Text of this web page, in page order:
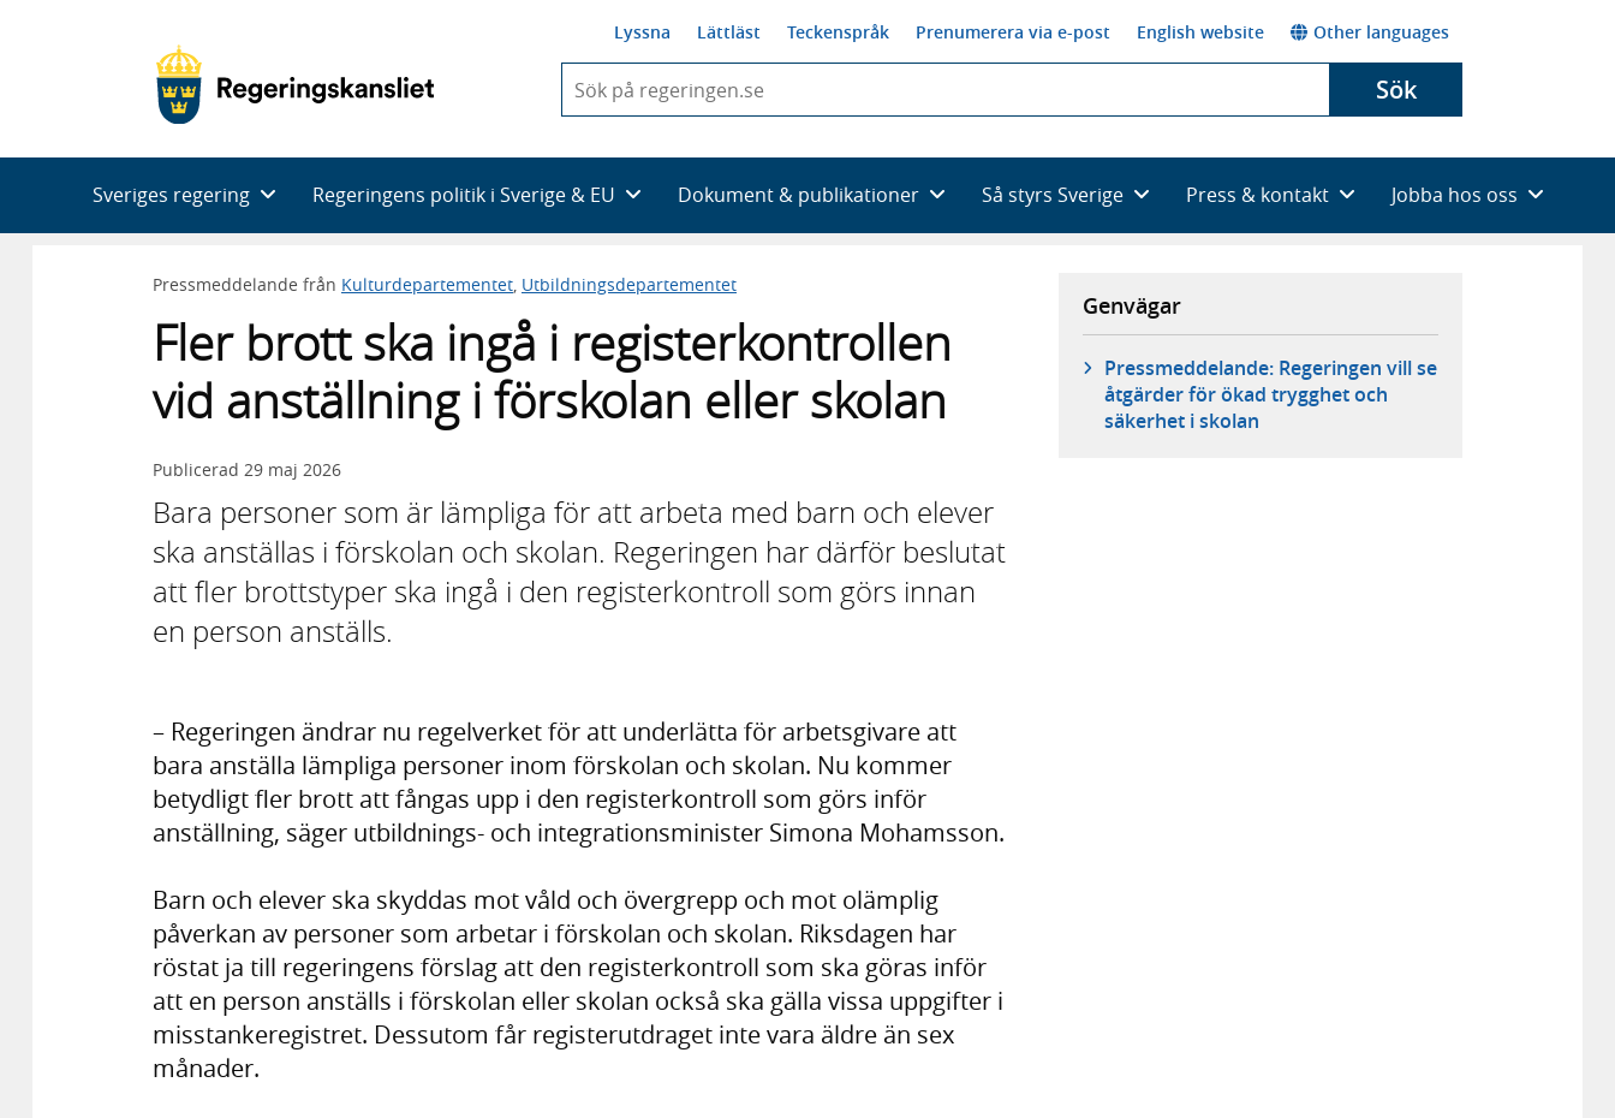
Lyssna Lättläst Teckenspråk Prenumerera via e-post English website Other languages
du
skriva
framträder
en
med
Sök
Sveriges regering Regeringens politik i Sverige & EU Dokument & publikationer Så styrs Sverige Press & kontakt Jobba hos oss
Pressmeddelande från Kulturdepartementet Utbildningsdepartementet
Fler brott ska ingå i registerkontrollen
vid anställning i förskolan eller skolan
Publicerad 29 maj 2026
Bara personer som är lämpliga för att arbeta med barn och elever
ska anställas i förskolan och skolan. Regeringen har därför beslutat
att fler brottstyper ska ingå i den registerkontroll som görs innan
en person anställs.
– Regeringen ändrar nu regelverket för att underlätta för arbetsgivare att
bara anställa lämpliga personer inom förskolan och skolan. Nu kommer
betydligt fler brott att fångas upp i den registerkontroll som görs inför
anställning, säger utbildnings- och integrationsminister Simona Mohamsson.
Barn och elever ska skyddas mot våld och övergrepp och mot olämplig
påverkan av personer som arbetar i förskolan och skolan. Riksdagen har
röstat ja till regeringens förslag att den registerkontroll som ska göras inför
att en person anställs i förskolan eller skolan också ska gälla vissa uppgifter i
misstankeregistret. Dessutom får registerutdraget inte vara äldre än sex
månader.
Genvägar
Pressmeddelande: Regeringen vill se
åtgärder för ökad trygghet och
säkerhet i skolan